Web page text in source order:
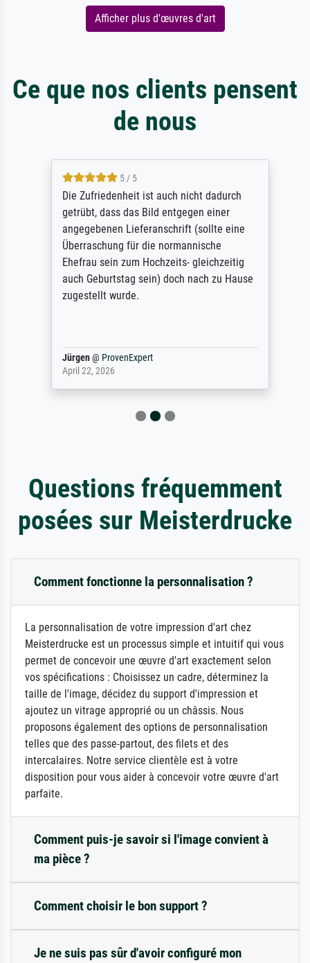
Afficher plus d'œuvres d'art
Ce que nos clients pensent
de nous
5 / 5
Die Zufriedenheit ist auch nicht dadurch
getrübt, dass das Bild entgegen einer
angegebenen Lieferanschrift (sollte eine
Überraschung für die normannische
Ehefrau sein zum Hochzeits- gleichzeitig
auch Geburtstag sein) doch nach zu Hause
zugestellt wurde.
Jürgen@ProvenExpert
April 22, 2026
Questions fréquemment
posées sur Meisterdrucke
Comment fonctionne la personnalisation ?
La personnalisation de votre impression d'art chez
Meisterdrucke est un processus simple et intuitif qui vous
permet de concevoir une œuvre d'art exactement selon
vos spécifications : Choisissez un cadre, déterminez la
taille de l'image, décidez du support d'impression et
ajoutez un vitrage approprié ou un châssis. Nous
proposons également des options de personnalisation
telles que des passe-partout, des filets et des
intercalaires. Notre service clientèle est à votre
disposition pour vous aider à concevoir votre œuvre d'art
parfaite.
Comment puis-je savoir si l'image convient à
ma pièce ?
Comment choisir le bon support ?
Je ne suis pas sûr d'avoir configuré mon